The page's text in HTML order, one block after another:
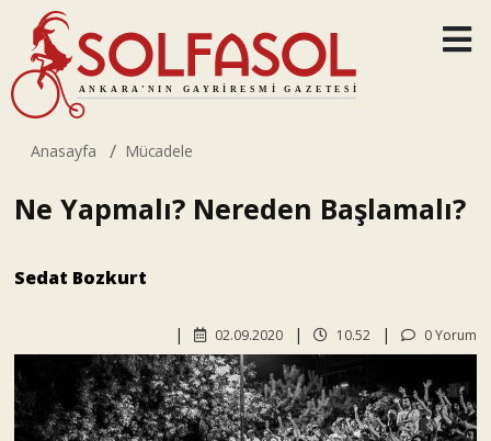
Anasayfa Mücadele
Ne Yapmalı? Nereden Başlamalı?
Sedat Bozkurt
0 Yorum
10.52
02.09.2020